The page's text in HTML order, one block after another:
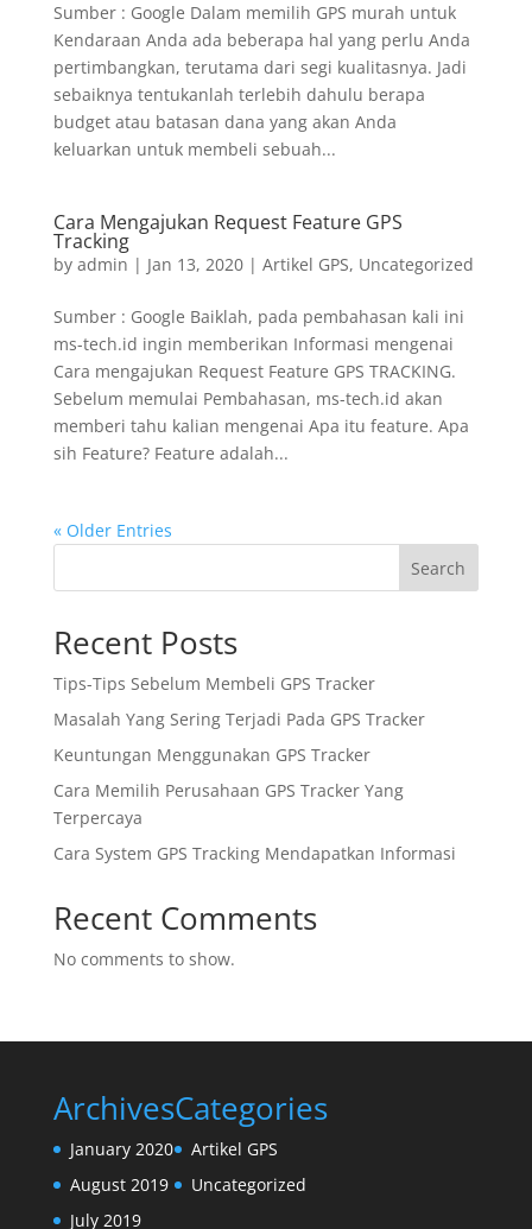
Sumber : Google Dalam memilih GPS murah untuk
Kendaraan Anda ada beberapa hal yang perlu Anda
pertimbangkan, terutama dari segi kualitasnya. Jadi
sebaiknya tentukanlah terlebih dahulu berapa
budget atau batasan dana yang akan Anda
keluarkan untuk membeli sebuah...
Cara Mengajukan Request Feature GPS
Tracking
by admin | Jan 13, 2020| Artikel GPS, Uncategorized
Sumber : Google Baiklah, pada pembahasan kali ini
ms-tech.id ingin memberikan Informasi mengenai
Cara mengajukan Request Feature GPS TRACKING.
Sebelum memulai Pembahasan, ms-tech.id akan
memberi tahu kalian mengenai Apa itu feature. Apa
sih Feature? Feature adalah...
« Older Entries
Search
Recent Posts
Tips-Tips Sebelum Membeli GPS Tracker
Masalah Yang Sering Terjadi Pada GPS Tracker
Keuntungan Menggunakan GPS Tracker
Cara Memilih Perusahaan GPS Tracker Yang
Terpercaya
Cara System GPS Tracking Mendapatkan Informasi
Recent Comments
No comments to show.
Archives
January 2020
August 2019
July 2019
Categories
Artikel GPS
Uncategorized